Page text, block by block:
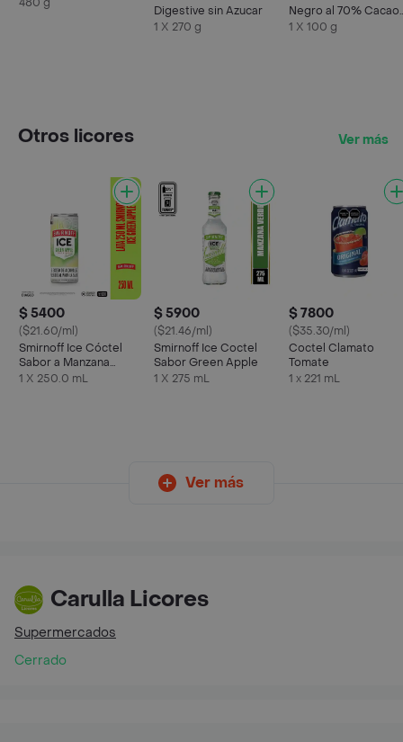
Digestive sin Azucar
1 X 270 g
Negro al 70% Cacao
con Naranja sin
1 X 100 g
Otros licores Ver más
$ 5400
($21.60/ml)
Smirnoff Ice Cóctel
Sabor a Manzana
Verde
1 X 250.0 mL
$ 5900
($21.46/ml)
Smirnoff Ice Coctel
Sabor Green Apple
1 X 275 mL
$ 7800
($35.30/ml)
Coctel Clamato
Tomate
1 x 221 mL
Ver más
Carulla Licores
Supermercados
Cerrado